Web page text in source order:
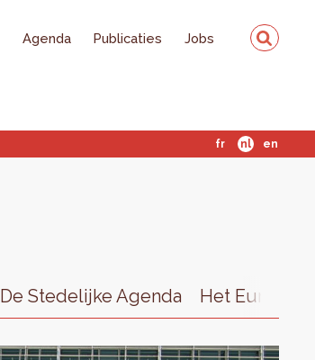
Agenda Publicaties Jobs
fr nl en
De Stedelijke Agenda